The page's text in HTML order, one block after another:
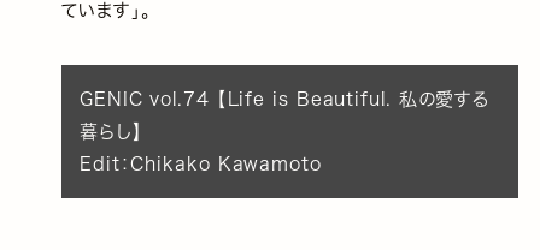
ています」。
GENIC vol.74 【Life is Beautiful. 私の愛する
暮らし】
Edit：Chikako Kawamoto